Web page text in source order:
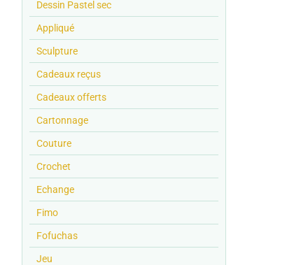
Dessin Pastel sec
Appliqué
Sculpture
Cadeaux reçus
Cadeaux offerts
Cartonnage
Couture
Crochet
Echange
Fimo
Fofuchas
Jeu